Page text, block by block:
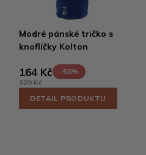
Modré pánské tričko s
knoflíčky Kolton
164 Kč
-50%
329 Kč
DETAIL PRODUKTU